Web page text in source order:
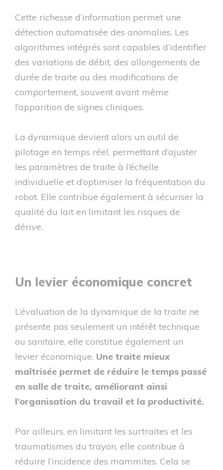
Cette richesse d’information permet une
détection automatisée des anomalies. Les
algorithmes intégrés sont capables d’identifier
des variations de débit, des allongements de
durée de traite ou des modifications de
comportement, souvent avant même
l’apparition de signes cliniques.
La dynamique devient alors un outil de
pilotage en temps réel, permettant d’ajuster
les paramètres de traite à l’échelle
individuelle et d’optimiser la fréquentation du
robot. Elle contribue également à sécuriser la
qualité du lait en limitant les risques de
dérive.
Un levier économique concret
L’évaluation de la dynamique de la traite ne
présente pas seulement un intérêt technique
ou sanitaire, elle constitue également un
levier économique. Une traite mieux
maîtrisée permet de réduire le temps passé
en salle de traite, améliorant ainsi
l’organisation du travail et la productivité.
Par ailleurs, en limitant les surtraites et les
traumatismes du trayon, elle contribue à
réduire l’incidence des mammites. Cela se